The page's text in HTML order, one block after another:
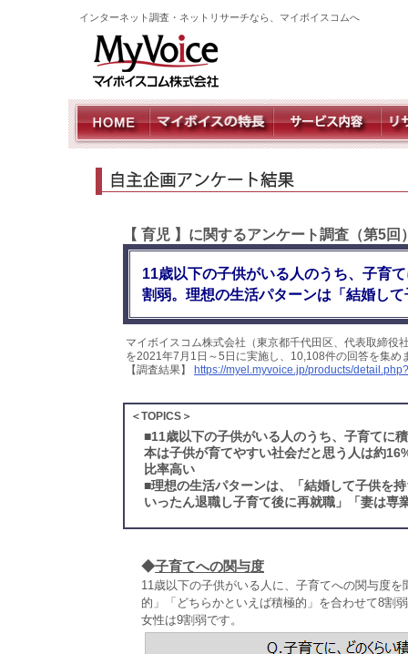
インターネット調査・ネットリサーチなら、マイボイスコムへ
【 育児 】に関するアンケート調査（第5回
11歳以下の子供がいる人のうち、子育
割弱。理想の生活パターンは「結婚し
マイボイスコム株式会社（東京都千代田区、代表取締
を2021年7月1日～5日に実施し、10,108件の回答を集め
【調査結果】
https://myel.myvoice.jp/products/
＜TOPICS＞
■11歳以下の子供がいる人のうち、子育てに
本は子供が育てやすい社会だと思う人は約
比率高い
■理想の生活パターンは、「結婚して子供を
いったん退職し子育て後に再就職」「妻は専
◆子育てへの関与度
11歳以下の子供がいる人に、子育てへの関与度
的」「どちらかといえば積極的」を合わせて8割
女性は9割弱です。